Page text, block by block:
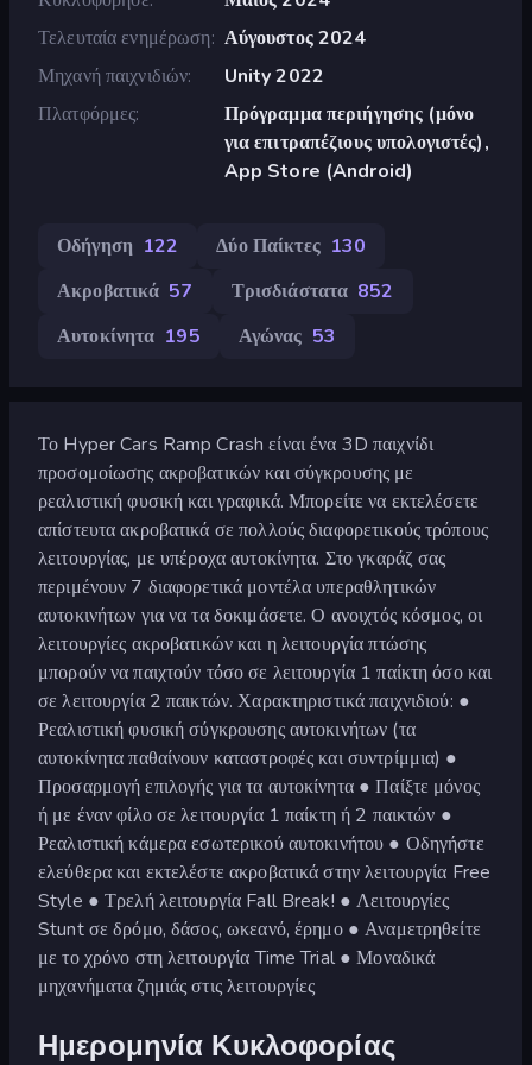
Τελευταία ενημέρωση Αύγουστος 2024
Μηχανή παιχνιδιών
Unity 2022
Πλατφόρμες
Πρόγραμμα περιήγησης (μόνο
για επιτραπέζιους υπολογιστές),
App Store (Android)
Οδήγηση 122 Δύο Παίκτες 130
Ακροβατικά 57 Τρισδιάστατα 852
Αυτοκίνητα 195 Αγώνας 53
Το Hyper Cars Ramp Crash είναι ένα 3D παιχνίδι
προσομοίωσης ακροβατικών και σύγκρουσης με
ρεαλιστική φυσική και γραφικά. Μπορείτε να εκτελέσετε
απίστευτα ακροβατικά σε πολλούς διαφορετικούς τρόπους
λειτουργίας, με υπέροχα αυτοκίνητα. Στο γκαράζ σας
περιμένουν 7 διαφορετικά μοντέλα υπεραθλητικών
αυτοκινήτων για να τα δοκιμάσετε. Ο ανοιχτός κόσμος, οι
λειτουργίες ακροβατικών και η λειτουργία πτώσης
μπορούν να παιχτούν τόσο σε λειτουργία 1 παίκτη όσο και
σε λειτουργία 2 παικτών. Χαρακτηριστικά παιχνιδιού: ●
Ρεαλιστική φυσική σύγκρουσης αυτοκινήτων (τα
αυτοκίνητα παθαίνουν καταστροφές και συντρίμμια) ●
Προσαρμογή επιλογής για τα αυτοκίνητα ● Παίξτε μόνος
ή με έναν φίλο σε λειτουργία 1 παίκτη ή 2 παικτών ●
Ρεαλιστική κάμερα εσωτερικού αυτοκινήτου ● Οδηγήστε
ελεύθερα και εκτελέστε ακροβατικά στην λειτουργία Free
Style ● Τρελή λειτουργία Fall Break! ● Λειτουργίες
Stunt σε δρόμο, δάσος, ωκεανό, έρημο ● Αναμετρηθείτε
με το χρόνο στη λειτουργία Time Trial ● Μοναδικά
μηχανήματα ζημιάς στις λειτουργίες
Ημερομηνία Κυκλοφορίας